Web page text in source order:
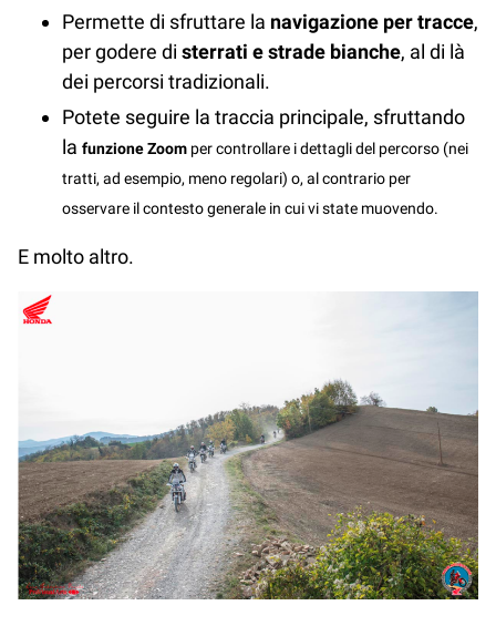
Permette di sfruttare la navigazione per tracce,
per godere di sterrati e strade bianche, al di là
dei percorsi tradizionali.
Potete seguire la traccia principale, sfruttando
la funzione Zoom per controllare i dettagli del percorso (nei
tratti, ad esempio, meno regolari) o, al contrario per
osservare il contesto generale in cui vi state muovendo.
E molto altro.